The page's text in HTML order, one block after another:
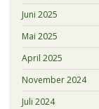
Juni 2025
Mai 2025
April 2025
November 2024
Juli 2024